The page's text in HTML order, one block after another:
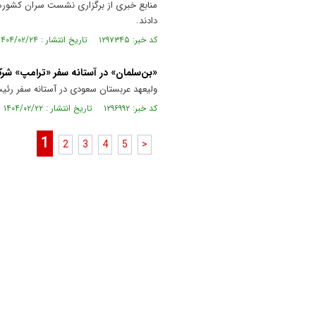
منابع خبری از برگزاری نشست سران
دادند.
کد خبر: ۱۲۹۷۳۴۵ تاریخ انتشار : ۱۴۰۴/۰۲/۲۴
«بن‌سلمان» در آستانه سفر
ولیعهد عربستان سعودی در آستانه
کد خبر: ۱۲۹۶۹۹۲ تاریخ انتشار : ۱۴۰۴/۰۲/۲۲
1 2 3 4 5 >